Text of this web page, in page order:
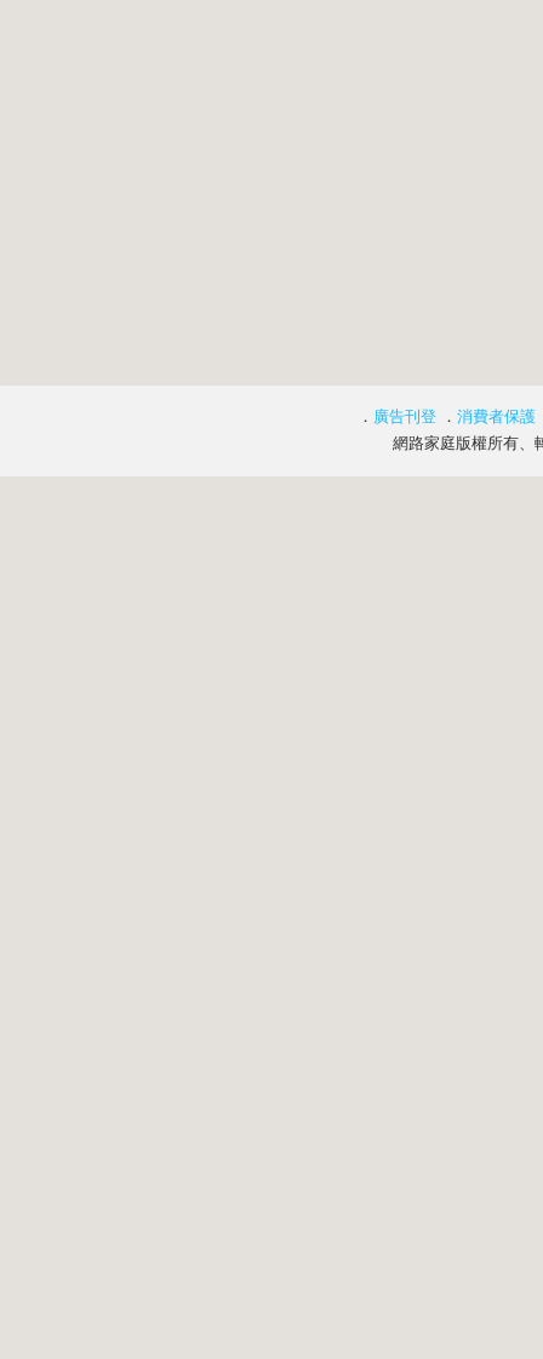
． 廣告刊登 ． 消費者保護
網路家庭版權所有、